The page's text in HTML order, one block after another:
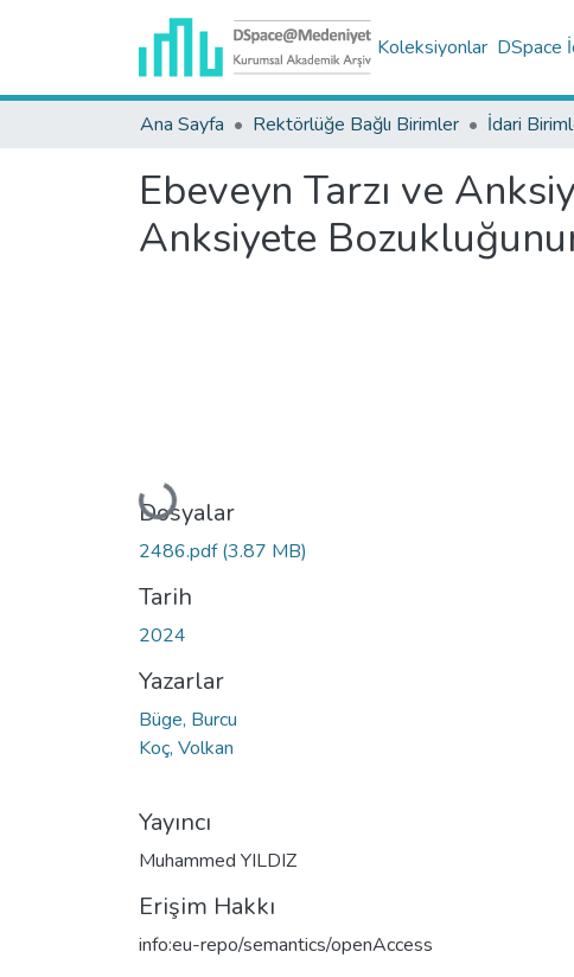
Koleksiyonlar DSpace
Ana Sayfa Rektörlüğe Bağlı Birimler İdari
Ebeveyn Tarzı ve
Anksiyete
Yükleniyor...
Dosyalar
2486.pdf(3.87 MB)
Tarih
2024
Yazarlar
Büge, Burcu
Koç, Volkan
Yayıncı
Muhammed YILDIZ
Erişim Hakkı
info:eu-repo/semantics/openAccess